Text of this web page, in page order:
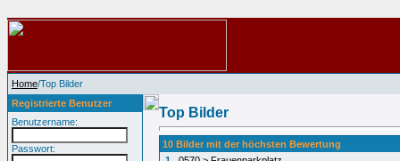
Home/Top Bilder
Registrierte Benutzer
Benutzername:
Passwort:
Top Bilder
10 Bilder mit der höchsten Bewertung